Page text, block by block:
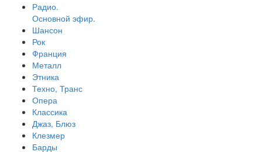
Радио.
Основной эфир.
Шансон
Рок
Франция
Металл
Этника
Техно, Транс
Опера
Классика
Джаз, Блюз
Клезмер
Барды